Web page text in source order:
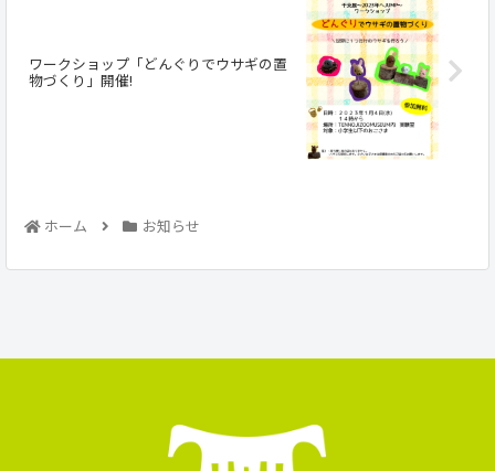
ワークショップ「どんぐりでウサギの置
物づくり」開催!
ホーム お知らせ